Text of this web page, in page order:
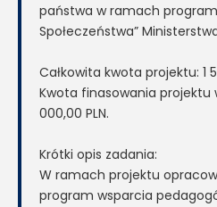
państwa w ramach
Społeczeństwa”
Całkowita kwota projektu: 1
Kwota finasowania projektu
000,00 PLN.
Krótki opis zadania:
W ramach projektu
program wsparcia